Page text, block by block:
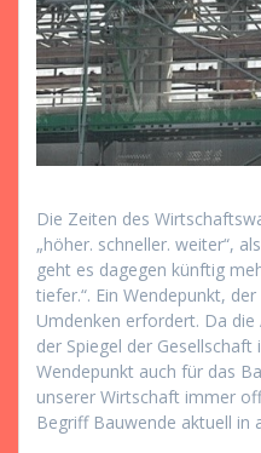
Die Zeiten des
„höher. schneller. weiter“,
geht es dagegen künftig
tiefer.“. Ein Wendepunkt,
Umdenken erfordert. Da
der Spiegel der
Wendepunkt auch für das
unserer Wirtschaft immer
Begriff Bauwende aktuell in